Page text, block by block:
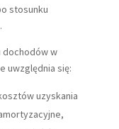
stosunku
dochodów w
uwzględnia się:
uzyskania